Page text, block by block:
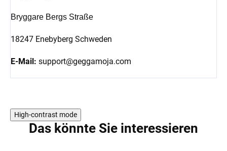
Bryggare Bergs Straße
18247 Enebyberg Schweden
E-Mail: support@geggamoja.com
High-contrast mode
Das könnte Sie interessieren